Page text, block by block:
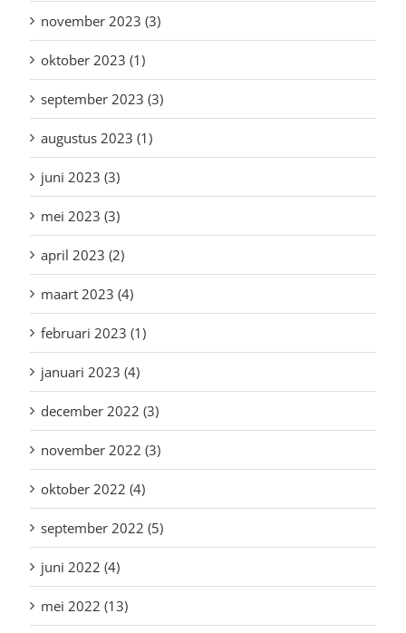
november 2023 (3)
oktober 2023 (1)
september 2023 (3)
augustus 2023 (1)
juni 2023 (3)
mei 2023 (3)
april 2023 (2)
maart 2023 (4)
februari 2023 (1)
januari 2023 (4)
december 2022 (3)
november 2022 (3)
oktober 2022 (4)
september 2022 (5)
juni 2022 (4)
mei 2022 (13)